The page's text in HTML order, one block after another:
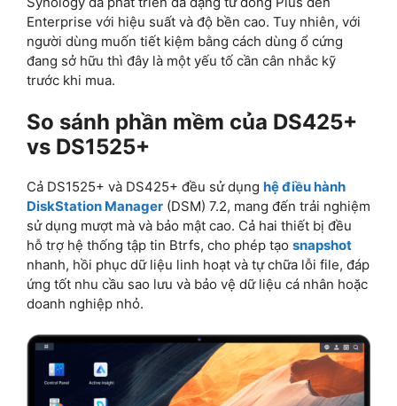
Enterprise với hiệu suất và độ bền cao. Tuy nhiên, với
người dùng muốn tiết kiệm bằng cách dùng ổ cứng
đang sở hữu thì đây là một yếu tố cần cân nhắc kỹ
trước khi mua.
So sánh phần mềm của DS425+
vs DS1525+
Cả DS1525+ và DS425+ đều sử dụng hệ điều hành
DiskStation Manager (DSM) 7.2, mang đến trải nghiệm
sử dụng mượt mà và bảo mật cao. Cả hai thiết bị đều
hỗ trợ hệ thống tập tin Btrfs, cho phép tạo snapshot
nhanh, hồi phục dữ liệu linh hoạt và tự chữa lỗi file, đáp
ứng tốt nhu cầu sao lưu và bảo vệ dữ liệu cá nhân hoặc
doanh nghiệp nhỏ.